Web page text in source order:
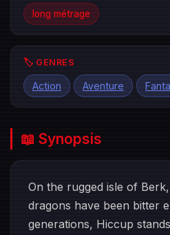
long métrage
🏷️ GENRES
Action Aventure
📖 Synopsis
On the rugged isle of
dragons have been bitter
generations, Hiccup